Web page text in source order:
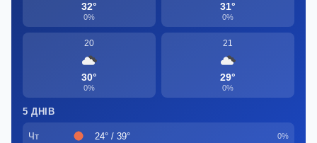
32°
0%
31°
0%
20
30°
0%
21
29°
0%
5 ДНІВ
Чт 24° / 39° 0%